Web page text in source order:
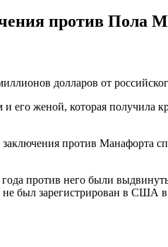
против Пола
долларов от
женой, которая получила
против Манафорта
против него были
был зарегистрирован в США в